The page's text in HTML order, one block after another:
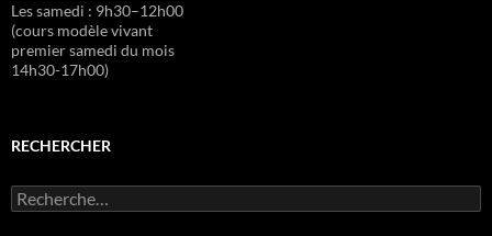
Les samedi : 9h30–12h00
(cours modèle vivant
premier samedi du mois
14h30-17h00)
RECHERCHER
R
e